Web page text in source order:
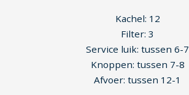
Kachel: 12
Filter: 3
Service luik: tussen 6-7
Knoppen: tussen 7-8
Afvoer: tussen 12-1